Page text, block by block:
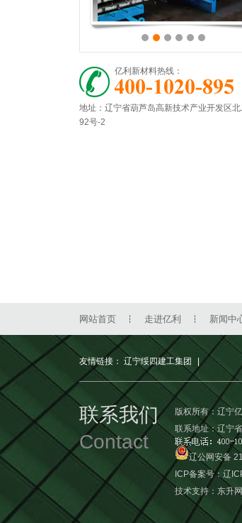
亿利新材料热线：
地址：辽宁省葫芦岛高新技术产业开发区
92号-2
网站首页 走进亿利 新闻中
友情链接： 辽宁绥四建工集团
联系我们
Contact
版权所有：辽宁
联系地址：辽宁
辽公网安备
ICP备案号： 辽
技术支持： 东升